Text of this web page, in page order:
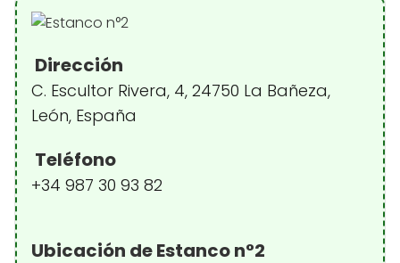
Dirección
C. Escultor Rivera, 4, 24750 La Bañeza,
León, España
Teléfono
+34 987 30 93 82
Ubicación de Estanco n°2